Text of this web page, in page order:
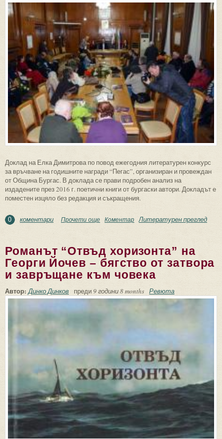
Доклад на Елка Димитрова по повод ежегодния литературен конкурс
за връчване на годишните награди “Пегас”, организиран и провеждан
от Община Бургас. В доклада се прави подробен анализ на
издадените през 2016 г. поетични книги от бургаски автори. Докладът е
поместен изцяло без редакция и съкращения.
0 коментари Прочети още about Поезия от бургаски автори за
Коментар Литературен преглед
Романът “Отвъд хоризонта” на
Георги Йочев – бягство от затвора
и завръщане към човека
Автор: Динко Динков преди 9 години 8 months Ревюта